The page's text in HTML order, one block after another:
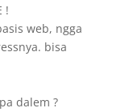
!
web, ngga
bisa
dalem ?